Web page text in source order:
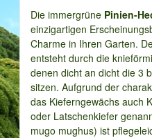
Die immergrünePinien-
einzigartigen
Charme in Ihren Garten.
entsteht durch die
denen dicht an dicht die 3
sitzen. Aufgrund der
das Kieferngewächs auch
oder Latschenkiefer
mugo mughus) ist